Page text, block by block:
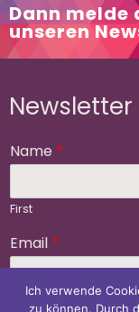
Dann melde
unseren
Newsletter
Name *
First
Email *
Ich verwende
zu können. Durch